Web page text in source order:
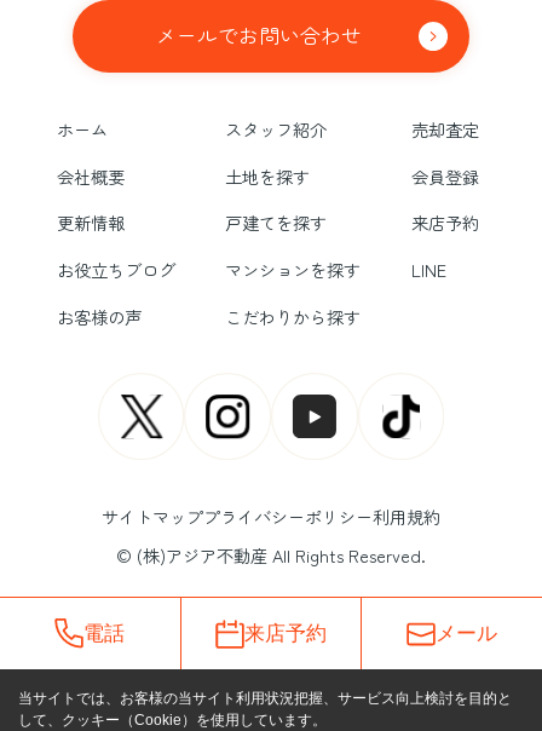
メールでお問い合わせ
ホーム スタッフ紹介
売却査定
会社概要
土地を探す
会員登録
更新情報
戸建てを探す
来店予約
お役立ちブログ
マンションを探す
LINE
お客様の声
こだわりから探す
サイトマッププライバシーポリシー利用規約
© (株)アジア不動産 All Rights Reserved.
電話 来店予約 メール
当サイトでは、お客様の当サイト利用状況把握、サービス向上検討を目的と
して、クッキー（Cookie）を使用しています。